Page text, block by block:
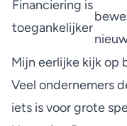
Financiering is
toegankelijker
Mijn eerlijke kijk op
Veel ondernemers
iets is voor grote